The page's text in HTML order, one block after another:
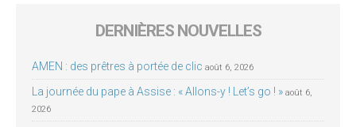
DERNIÈRES NOUVELLES
AMEN : des prêtres à portée de clic août 6, 2026
La journée du pape à Assise : « Allons-y ! Let’s go ! » août 6,
2026